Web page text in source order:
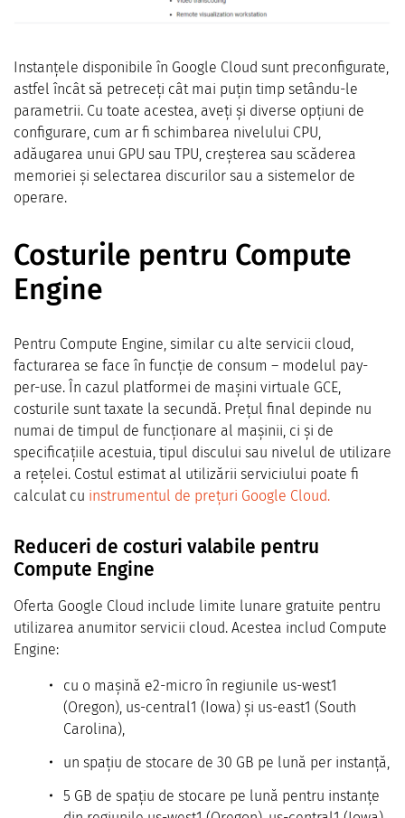
Instanțele disponibile în Google Cloud sunt preconfigurate,
astfel încât să petreceți cât mai puțin timp setându-le
parametrii. Cu toate acestea, aveți și diverse opțiuni de
configurare, cum ar fi schimbarea nivelului CPU,
adăugarea unui GPU sau TPU, creșterea sau scăderea
memoriei și selectarea discurilor sau a sistemelor de
operare.
Costurile pentru Compute
Engine
Pentru Compute Engine, similar cu alte servicii cloud,
facturarea se face în funcție de consum – modelul pay-
per-use. În cazul platformei de mașini virtuale GCE,
costurile sunt taxate la secundă. Prețul final depinde nu
numai de timpul de funcționare al mașinii, ci și de
specificațiile acestuia, tipul discului sau nivelul de utilizare
a rețelei. Costul estimat al utilizării serviciului poate fi
calculat cu instrumentul de prețuri Google Cloud.
Reduceri de costuri valabile pentru
Compute Engine
Oferta Google Cloud include limite lunare gratuite pentru
utilizarea anumitor servicii cloud. Acestea includ Compute
Engine:
cu o mașină e2-micro în regiunile us-west1
(Oregon), us-central1 (Iowa) și us-east1 (South
Carolina),
un spațiu de stocare de 30 GB pe lună per instanță,
5 GB de spațiu de stocare pe lună pentru instanțe